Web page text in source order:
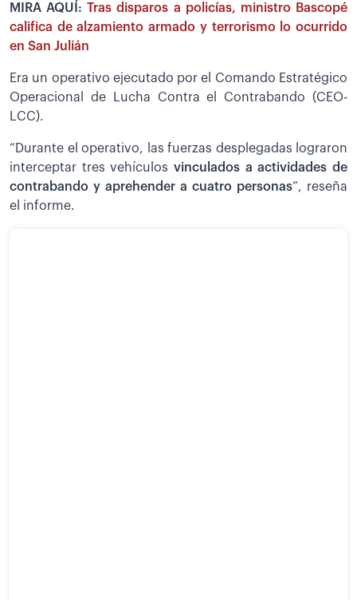
MIRA AQUÍ:Tras disparos a policías, ministro Bascopé
califica de alzamiento armado y terrorismo lo ocurrido
en San Julián
Era un operativo ejecutado por el Comando Estratégico
Operacional de Lucha Contra el Contrabando (CEO-
LCC).
“Durante el operativo, las fuerzas desplegadas lograron
interceptar tres vehículos vinculados a actividades de
contrabando y aprehender a cuatro personas”, reseña
el informe.